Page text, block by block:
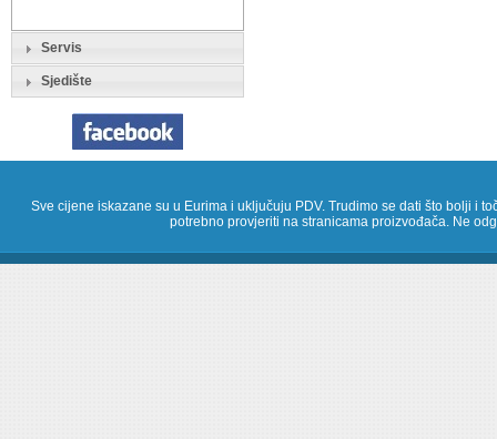
Servis
Sjedište
Sve cijene iskazane su u Eurima i uključuju PDV. Trudimo se dati što bolji i
potrebno provjeriti na stranicama proizvođača. Ne